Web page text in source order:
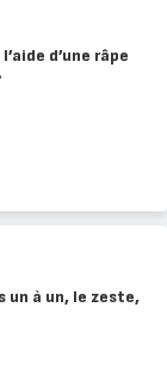
d’une râpe
un à un, le zeste,